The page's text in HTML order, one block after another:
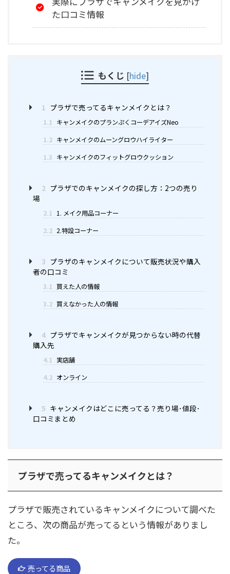
た口コミ情報
もくじ [hide]
1 プラザで売ってるキャンメイクとは？
1.1 キャンメイクのプランぷくコーデアイズNeo
1.2 キャンメイクのムーングロウハイライター
1.3 キャンメイクのフィットグロウクッション
2 プラザでのキャンメイクの探し方：2つの売り
場
2.1 1. メイク用品コーナー
2.2 2.特設コーナー
3 プラザのキャンメイクについて販売状況や購入
者の口コミ
3.1 買えた人の情報
3.2 買えなかった人の情報
4 プラザでキャンメイクが見つからない時の代替
購入先
4.1 実店舗
4.2 オンライン
5 キャンメイクはどこに売ってる？売り場･値段･
口コミまとめ
プラザで売ってるキャンメイクとは？
プラザで販売されているキャンメイクについて調べた
ところ、次の商品が売ってるという情報がありまし
た。
売ってる商品